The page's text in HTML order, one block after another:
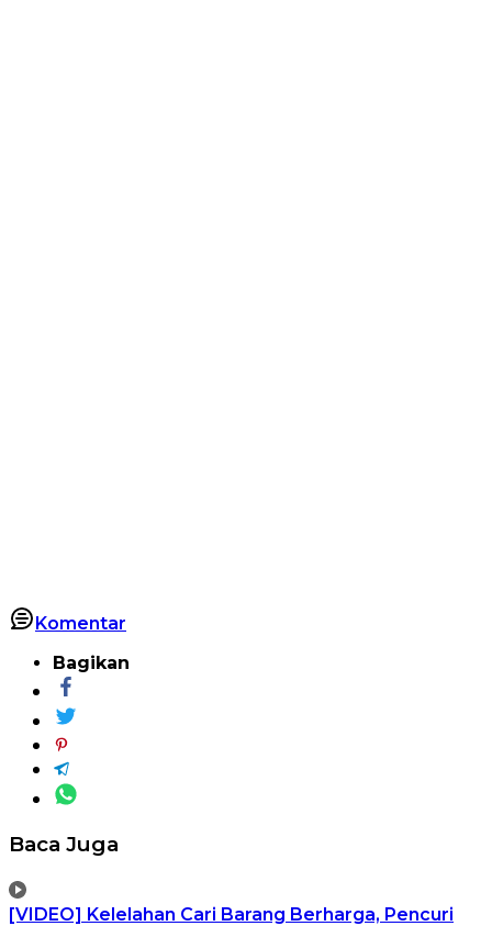
Komentar
Bagikan
Baca Juga
[VIDEO] Kelelahan Cari Barang Berharga, Pencuri